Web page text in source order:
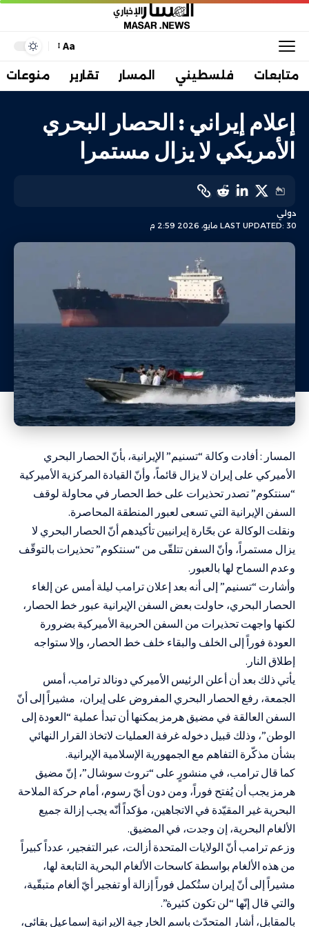
Aa
متابعات فلسطيني المسار تقارير منوعات
إعلام إيراني : الحصار البحري
الأمريكي لا يزال مستمرا
LAST UPDATED: 30 مايو، 2026 2:59 م
دولي
المسار : أفادت وكالة “تسنيم” الإيرانية، بأنّ الحصار البحري
الأميركي على إيران لا يزال قائماً، وأنّ القيادة المركزية الأميركية
“سنتكوم” تصدر تحذيرات على خط الحصار في محاولة لوقف
السفن الإيرانية التي تسعى لعبور المنطقة المحاصرة.
ونقلت الوكالة عن بحّارة إيرانيين تأكيدهم أنّ الحصار البحري لا
يزال مستمراً، وأنّ السفن تتلقّى من “سنتكوم” تحذيرات بالتوقّف
وعدم السماح لها بالعبور.
وأشارت “تسنيم” إلى أنه بعد إعلان ترامب ليلة أمس عن إلغاء
الحصار البحري، حاولت بعض السفن الإيرانية عبور خط الحصار،
لكنها واجهت تحذيرات من السفن الحربية الأميركية بضرورة
العودة فوراً إلى الخلف والبقاء خلف خط الحصار، وإلا ستواجه
إطلاق النار.
يأتي ذلك بعد أن أعلن الرئيس الأميركي دونالد ترامب، أمس
الجمعة، رفع الحصار البحري المفروض على إيران، مشيراً إلى أنّ
السفن العالقة في مضيق هرمز يمكنها أن تبدأ عملية “العودة إلى
الوطن”، وذلك قبيل دخوله غرفة العمليات لاتخاذ القرار النهائي
بشأن مذكّرة التفاهم مع الجمهورية الإسلامية الإيرانية.
كما قال ترامب، في منشورٍ على “تروث سوشال”، إنّ مضيق
هرمز يجب أن يُفتح فوراً، ومن دون أيّ رسوم، أمام حركة الملاحة
البحرية غير المقيّدة في الاتجاهين، مؤكداً أنّه يجب إزالة جميع
الألغام البحرية، إن وجدت، في المضيق.
وزعم ترامب أنّ الولايات المتحدة أزالت، عبر التفجير، عدداً كبيراً
من هذه الألغام بواسطة كاسحات الألغام البحرية التابعة لها،
مشيراً إلى أنّ إيران ستُكمل فوراً إزالة أو تفجير أيّ ألغام متبقّية،
والتي قال إنّها “لن تكون كثيرة”.
بالمقابل، أشار المتحدّث باسم الخارجية الإيرانية إسماعيل بقائي،